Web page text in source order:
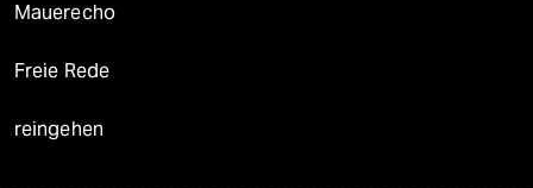
Mauerecho
Freie Rede
reingehen